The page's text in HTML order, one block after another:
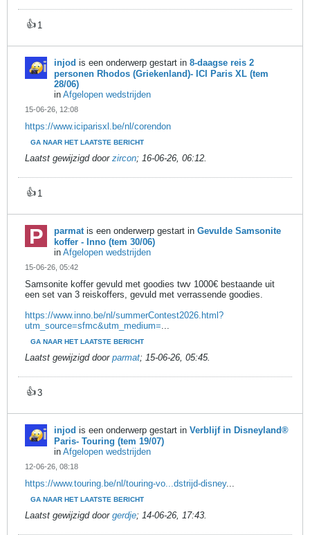
👍 1
injod is een onderwerp gestart in 8-daagse reis 2
personen Rhodos (Griekenland)- ICI Paris XL (tem
28/06)
in Afgelopen wedstrijden
15-06-26, 12:08
https://www.iciparisxl.be/nl/corendon
GA NAAR HET LAATSTE BERICHT
Laatst gewijzigd door zircon; 16-06-26, 06:12.
👍 1
parmatis een onderwerp gestart in Gevulde Samsonite
koffer - Inno (tem 30/06)
in Afgelopen wedstrijden
15-06-26, 05:42
Samsonite koffer gevuld met goodies twv 1000€ bestaande uit
een set van 3 reiskoffers, gevuld met verrassende goodies.
https://www.inno.be/nl/summerContest2026.html?
utm_source=sfmc&utm_medium=...
GA NAAR HET LAATSTE BERICHT
Laatst gewijzigd door parmat; 15-06-26, 05:45.
👍3
injod is een onderwerp gestart in Verblijf in Disneyland®
Paris- Touring (tem 19/07)
in Afgelopen wedstrijden
12-06-26, 08:18
https://www.touring.be/nl/touring-vo...dstrijd-disney...
GA NAAR HET LAATSTE BERICHT
Laatst gewijzigd door gerdje; 14-06-26, 17:43.